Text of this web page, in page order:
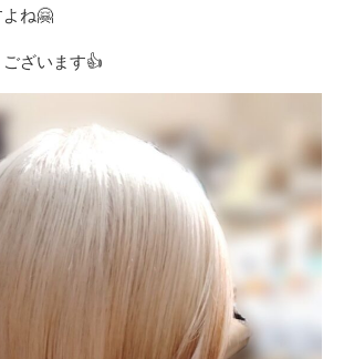
ね🤗
ざいます👍